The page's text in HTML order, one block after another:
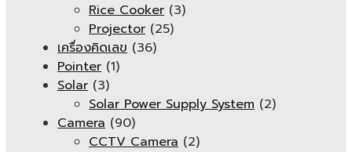
Rice Cooker (3)
Projector (25)
เครื่องคิดเลข (36)
Pointer (1)
Solar (3)
Solar Power Supply System (2)
Camera (90)
CCTV Camera (2)